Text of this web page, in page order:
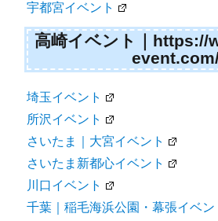
宇都宮イベント
高崎イベント｜https://
埼玉イベント
所沢イベント
さいたま｜大宮イベント
さいたま新都心イベント
川口イベント
千葉｜稲毛海浜公園・幕張イベン